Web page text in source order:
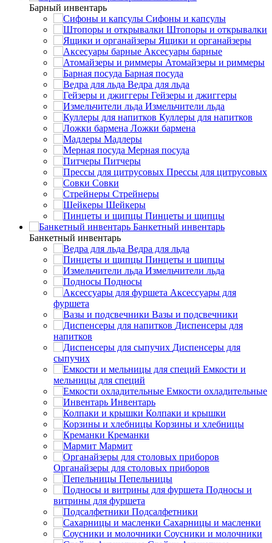
Барный инвентарь
Сифоны и капсулы
Штопоры и открывалки
Ящики и органайзеры
Аксесуары барные
Атомайзеры и риммеры
Барная посуда
Ведра для льда
Гейзеры и джиггеры
Измельчители льда
Куллеры для напитков
Ложки бармена
Мадлеры
Мерная посуда
Питчеры
Прессы для цитрусовых
Совки
Стрейнеры
Шейкеры
Пинцеты и щипцы
Банкетный инвентарь
Банкетный инвентарь
Ведра для льда
Пинцеты и щипцы
Измельчители льда
Подносы
Аксессуары для
фуршета
Вазы и подсвечники
Диспенсеры для
напитков
Диспенсеры для
сыпучих
Емкости и
мельницы для специй
Емкости охладительные
Инвентарь
Колпаки и крышки
Корзины и хлебницы
Креманки
Мармит
Органайзеры для столовых приборов
Пепельницы
Подносы и
витрины для фуршета
Подсалфетники
Сахарницы и масленки
Соусники и молочники